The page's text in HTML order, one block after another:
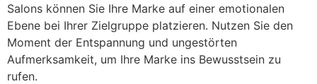
Salons können Sie Ihre Marke auf einer emotionalen
Ebene bei Ihrer Zielgruppe platzieren. Nutzen Sie den
Moment der Entspannung und ungestörten
Aufmerksamkeit, um Ihre Marke ins Bewusstsein zu
rufen.